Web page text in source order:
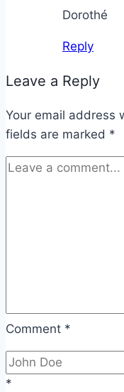
Dorothé
Reply
Leave a Reply
Your email address
fields are marked *
Comment *
*